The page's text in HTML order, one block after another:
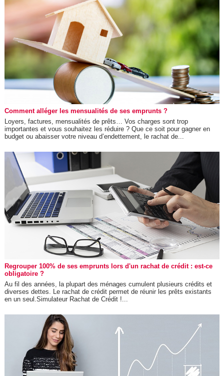
Comment alléger les mensualités de ses emprunts ?
Loyers, factures, mensualités de prêts… Vos charges sont trop
importantes et vous souhaitez les réduire ? Que ce soit pour gagner en
budget ou abaisser votre niveau d’endettement, le rachat de...
Regrouper 100% de ses emprunts lors d'un rachat de crédit : est-ce
obligatoire ?
Au fil des années, la plupart des ménages cumulent plusieurs crédits et
diverses dettes. Le rachat de crédit permet de réunir les prêts existants
en un seul.Simulateur Rachat de Crédit !...